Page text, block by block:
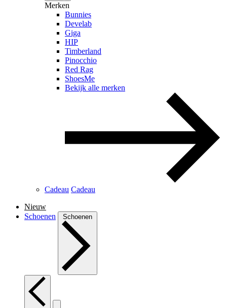
Merken
Bunnies
Develab
Giga
HIP
Timberland
Pinocchio
Red Rag
ShoesMe
Bekijk alle merken
Cadeau Cadeau
Nieuw
Schoenen
Schoenen